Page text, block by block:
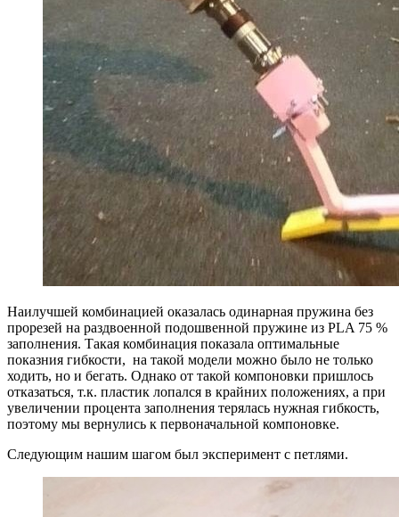
Наилучшей комбинацией оказалась одинарная пружина без
прорезей на раздвоенной подошвенной пружине из PLA 75 %
заполнения. Такая комбинация показала оптимальные
показния гибкости, на такой модели можно было не только
ходить, но и бегать. Однако от такой компоновки пришлось
отказаться, т.к. пластик лопался в крайних положениях, а при
увеличении процента заполнения терялась нужная гибкость,
поэтому мы вернулись к первоначальной компоновке.
Следующим нашим шагом был эксперимент с петлями.